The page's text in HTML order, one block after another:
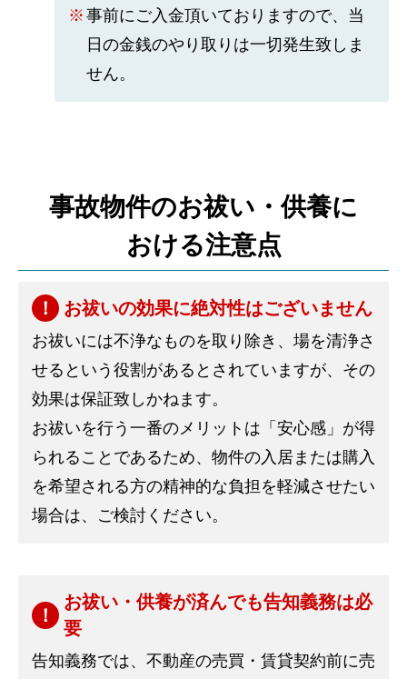
事前にご入金頂いておりますので、当
日の金銭のやり取りは一切発生致しま
せん。
事故物件のお祓い・供養に
おける注意点
お祓いの効果に絶対性はございません
お祓いには不浄なものを取り除き、場を清浄さ
せるという役割があるとされていますが、その
効果は保証致しかねます。
お祓いを行う一番のメリットは「安心感」が得
られることであるため、物件の入居または購入
を希望される方の精神的な負担を軽減させたい
場合は、ご検討ください。
お祓い・供養が済んでも告知義務は必
要
告知義務では、不動産の売買・賃貸契約前に売